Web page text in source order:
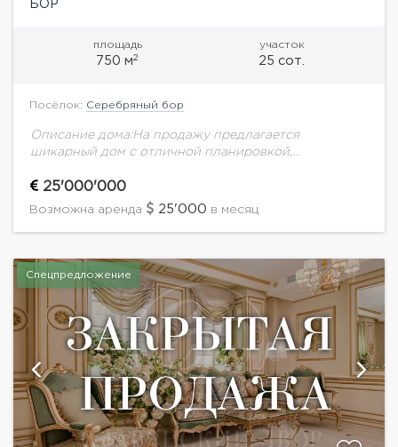
БОР
площадь
750 м2
участок
25 сот.
Посёлок: Серебряный бор
Описание дома:На продажу предлагается
шикарный дом с отличной планировкой,
Территория дома огорожена, установлена система
видеонаблюдения, охрана.Планировка дома:1 этаж:
25'000'000
Возможна аренда 25'000 в месяц
Спецпредложение